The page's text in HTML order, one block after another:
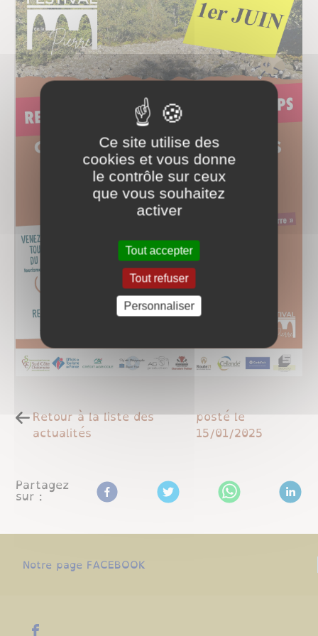
Retour à la liste des
actualités
posté le
15/01/2025
Partagez
sur :
Notre page FACEBOOK
Ce site utilise des
cookies et vous donne
le contrôle sur ceux
que vous souhaitez
activer
Tout accepter
Tout refuser
Personnaliser